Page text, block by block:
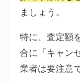
ましょう。
特に、査定額
合に「キャン
業者は要注意